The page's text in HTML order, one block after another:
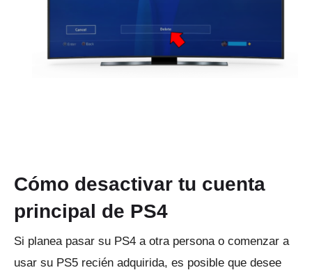
Cómo desactivar tu cuenta
principal de PS4
Si planea pasar su PS4 a otra persona o comenzar a
usar su PS5 recién adquirida, es posible que desee